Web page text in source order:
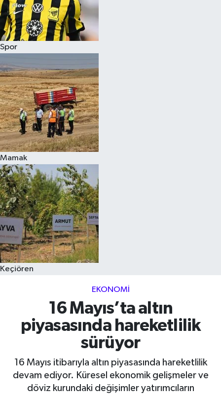
Spor
Mamak
Keçiören
EKONOMI
16 Mayıs’ta altın
piyasasında hareketlilik
sürüyor
16 Mayıs itibarıyla altın piyasasında hareketlilik
devam ediyor. Küresel ekonomik gelişmeler ve
döviz kurundaki değişimler yatırımcıların